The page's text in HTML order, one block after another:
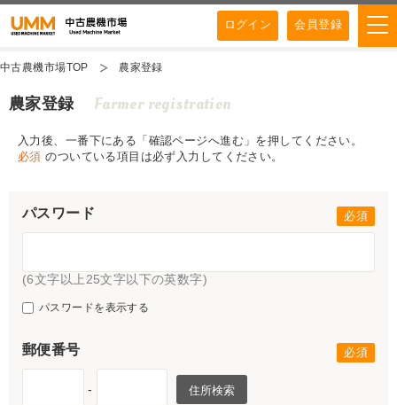
ログイン 会員登録
中古農機市場TOP 農家登録
農家登録 Farmer registration
入力後、一番下にある「確認ページへ進む」を押してください。
必須 のついている項目は必ず入力してください。
パスワード
(6文字以上25文字以下の英数字)
パスワードを表示する
郵便番号
- 住所検索